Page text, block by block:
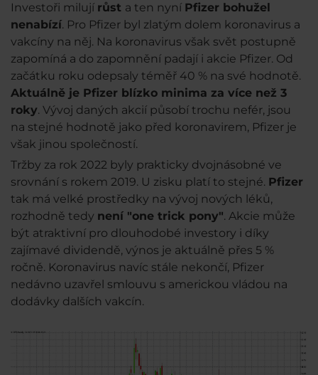
Investoři milují růst a ten nyní Pfizer bohužel
nenabízí. Pro Pfizer byl zlatým dolem koronavirus a
vakcíny na něj. Na koronavirus však svět postupně
zapomíná a do zapomnění padají i akcie Pfizer. Od
začátku roku odepsaly téměř 40 % na své hodnotě.
Aktuálně je Pfizer blízko minima za více než 3
roky. Vývoj daných akcií působí trochu nefér, jsou
na stejné hodnotě jako před koronavirem, Pfizer je
však jinou společností.
Tržby za rok 2022 byly prakticky dvojnásobné ve
srovnání s rokem 2019. U zisku platí to stejné. Pfizer
tak má velké prostředky na vývoj nových léků,
rozhodně tedy není "one trick pony". Akcie může
být atraktivní pro dlouhodobé investory i díky
zajímavé dividendě, výnos je aktuálně přes 5 %
ročně. Koronavirus navíc stále nekončí, Pfizer
nedávno uzavřel smlouvu s americkou vládou na
dodávky dalších vakcín.